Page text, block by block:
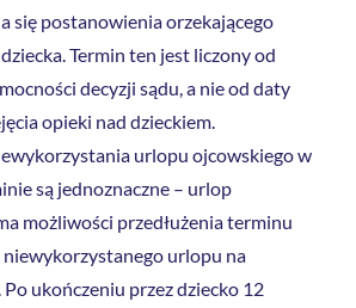
się postanowienia orzekającego
Termin ten jest liczony od
decyzji sądu, a nie od daty
opieki nad dzieckiem.
urlopu ojcowskiego w
są jednoznaczne – urlop
możliwości przedłużenia terminu
urlopu na
ukończeniu przez dziecko 12